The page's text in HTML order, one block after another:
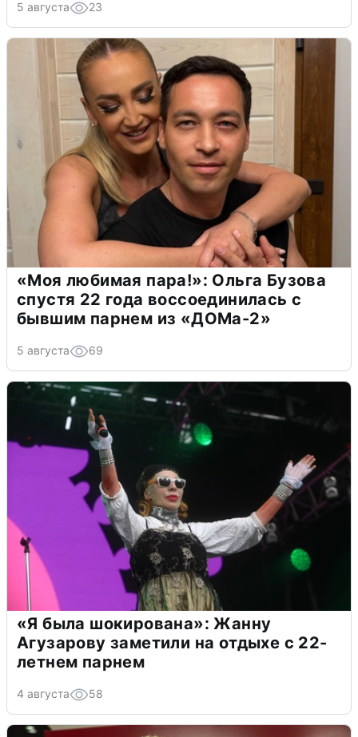
5 августа 23
«Моя любимая пара!»: Ольга Бузова
спустя 22 года воссоединилась с
бывшим парнем из «ДОМа-2»
5 августа 69
«Я была шокирована»: Жанну
Агузарову заметили на отдыхе с 22-
летнем парнем
4 августа 58